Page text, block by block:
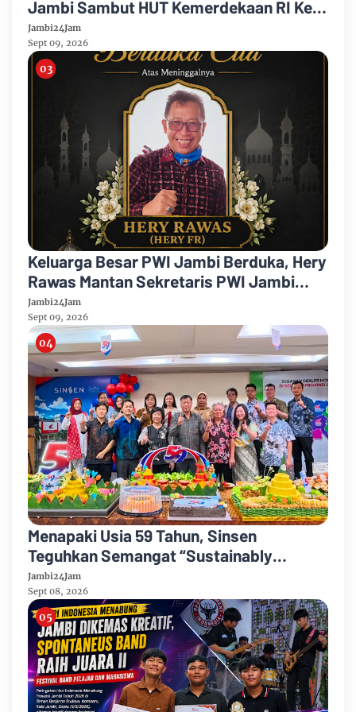
Jambi Sambut HUT Kemerdekaan RI Ke
81 Gelar Berbagai Kegiatan
Jambi24Jam
Sept 09, 2026
Keluarga Besar PWI Jambi Berduka, Hery
Rawas Mantan Sekretaris PWI Jambi
Tutup Usia
Jambi24Jam
Sept 09, 2026
Menapaki Usia 59 Tahun, Sinsen
Teguhkan Semangat “Sustainably
Growing”
Jambi24Jam
Sept 08, 2026